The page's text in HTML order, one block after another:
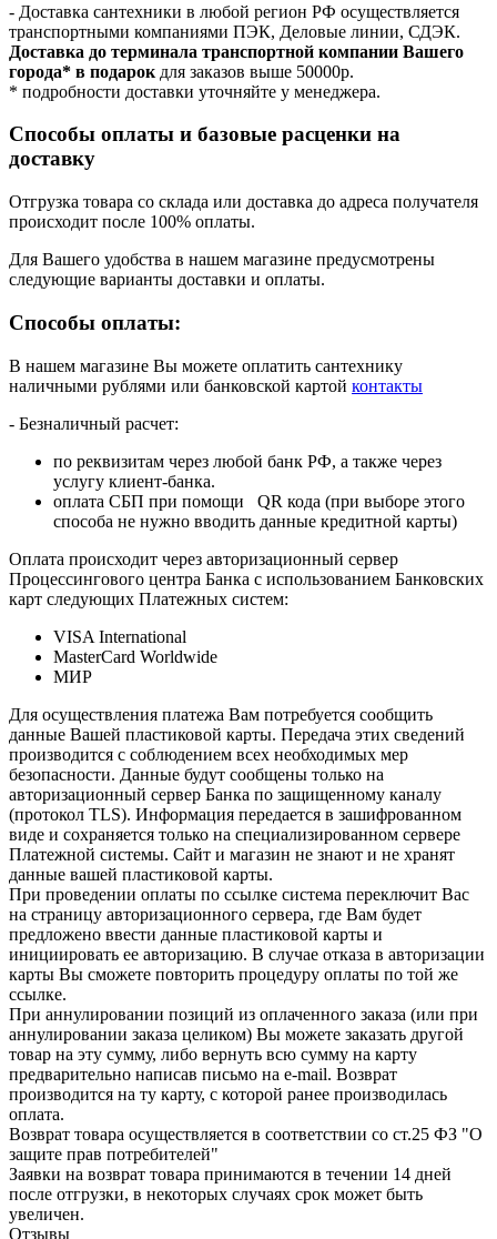
- Доставка сантехники в любой регион РФ осуществляется
транспортными компаниями ПЭК, Деловые линии, СДЭК.
Доставка до терминала транспортной компании Вашего
города* в подарок для заказов выше 50000р.
* подробности доставки уточняйте у менеджера.
Способы оплаты и базовые расценки на
доставку
Отгрузка товара со склада или доставка до адреса получателя
происходит после 100% оплаты.
Для Вашего удобства в нашем магазине предусмотрены
следующие варианты доставки и оплаты.
Способы оплаты:
В нашем магазине Вы можете оплатить сантехнику
наличными рублями или банковской картой контакты
- Безналичный расчет:
по реквизитам через любой банк РФ, а также через
услугу клиент-банка.
оплата СБП при помощи QR кода (при выборе этого
способа не нужно вводить данные кредитной карты)
Оплата происходит через авторизационный сервер
Процессингового центра Банка с использованием Банковских
карт следующих Платежных систем:
VISA International
MasterCard Worldwide
МИР
Для осуществления платежа Вам потребуется сообщить
данные Вашей пластиковой карты. Передача этих сведений
производится с соблюдением всех необходимых мер
безопасности. Данные будут сообщены только на
авторизационный сервер Банка по защищенному каналу
(протокол TLS). Информация передается в зашифрованном
виде и сохраняется только на специализированном сервере
Платежной системы. Сайт и магазин не знают и не хранят
данные вашей пластиковой карты.
При проведении оплаты по ссылке система переключит Вас
на страницу авторизационного сервера, где Вам будет
предложено ввести данные пластиковой карты и
инициировать ее авторизацию. В случае отказа в авторизации
карты Вы сможете повторить процедуру оплаты по той же
ссылке.
При аннулировании позиций из оплаченного заказа (или при
аннулировании заказа целиком) Вы можете заказать другой
товар на эту сумму, либо вернуть всю сумму на карту
предварительно написав письмо на e-mail. Возврат
производится на ту карту, с которой ранее производилась
оплата.
Возврат товара осуществляется в соответствии со ст.25 ФЗ "О
защите прав потребителей"
Заявки на возврат товара принимаются в течении 14 дней
после отгрузки, в некоторых случаях срок может быть
увеличен.
Отзывы